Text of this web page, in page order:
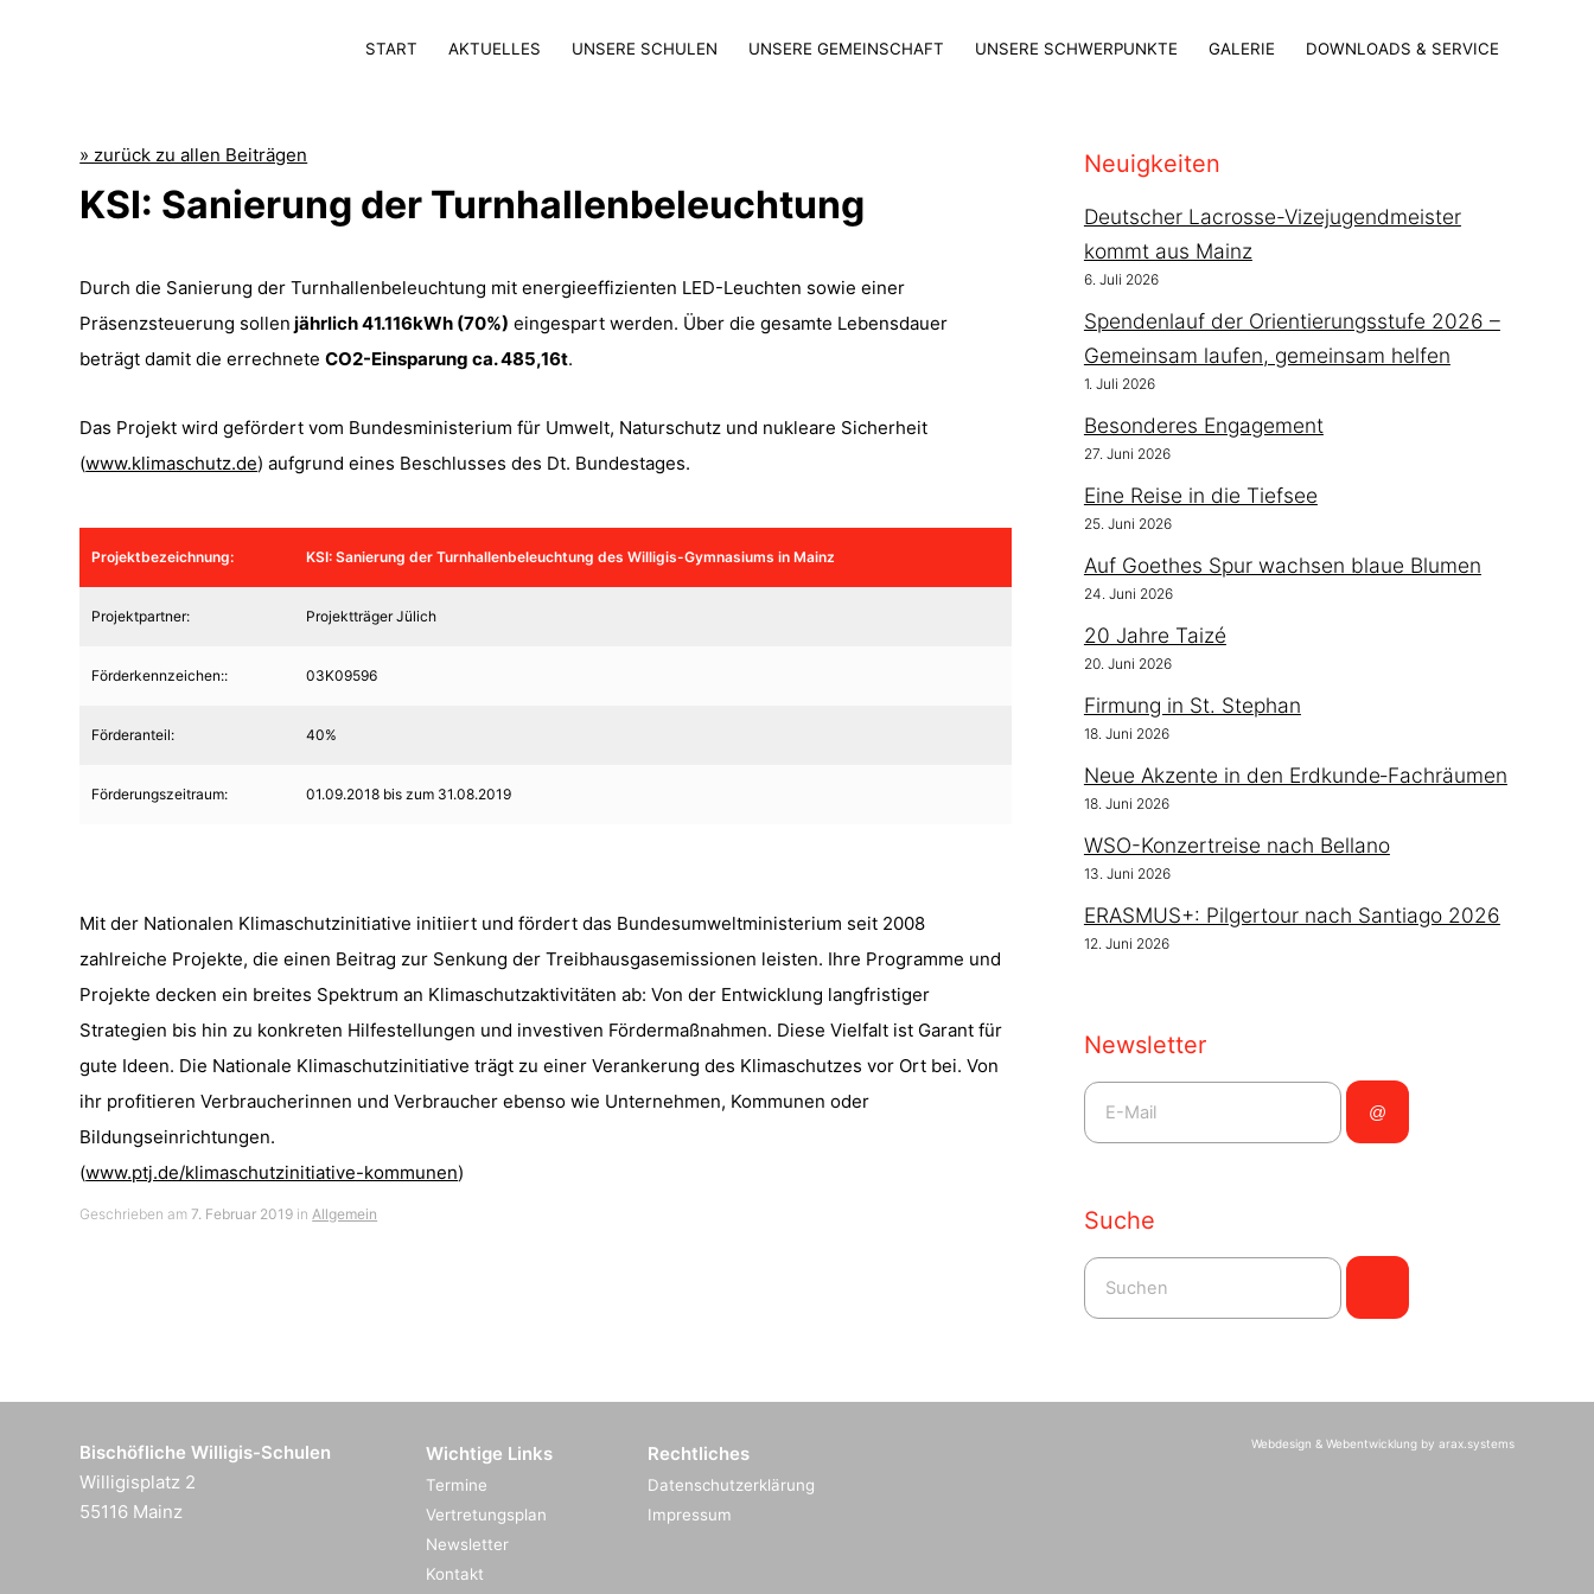
START AKTUELLES UNSERE SCHULEN UNSERE GEMEINSCHAFT UNSERE SCHWERPUNKTE GALERIE DOWNLOADS & SERVICE
» zurück zu allen Beiträgen
KSI: Sanierung der Turnhallenbeleuchtung
Durch die Sanierung der Turnhallenbeleuchtung mit energieeffizienten LED-Leuchten sowie einer
Präsenzsteuerung sollen jährlich 41.116kWh (70%) eingespart werden. Über die gesamte Lebensdauer
beträgt damit die errechneteCO2-Einsparung ca. 485,16t.
Das Projekt wird gefördert vom Bundesministerium für Umwelt, Naturschutz und nukleare Sicherheit
(www.klimaschutz.de) aufgrund eines Beschlusses des Dt. Bundestages.
Projektbezeichnung: KSI: Sanierung der Turnhallenbeleuchtung des Willigis-Gymnasiums in Mainz
Projektpartner: Projektträger Jülich
Förderkennzeichen:: 03K09596
Förderanteil: 40%
Förderungszeitraum: 01.09.2018 bis zum 31.08.2019
Mit der Nationalen Klimaschutzinitiative initiiert und fördert das Bundesumweltministerium seit 2008
zahlreiche Projekte, die einen Beitrag zur Senkung der Treibhausgasemissionen leisten. Ihre Programme und
Projekte decken ein breites Spektrum an Klimaschutzaktivitäten ab: Von der Entwicklung langfristiger
Strategien bis hin zu konkreten Hilfestellungen und investiven Fördermaßnahmen. Diese Vielfalt ist Garant für
gute Ideen. Die Nationale Klimaschutzinitiative trägt zu einer Verankerung des Klimaschutzes vor Ort bei. Von
ihr profitieren Verbraucherinnen und Verbraucher ebenso wie Unternehmen, Kommunen oder
Bildungseinrichtungen.
(www.ptj.de/klimaschutzinitiative-kommunen)
Geschrieben am7. Februar 2019 inAllgemein
Neuigkeiten
Deutscher Lacrosse-Vizejugendmeister
kommt aus Mainz
6. Juli 2026
Spendenlauf der Orientierungsstufe 2026 –
Gemeinsam laufen, gemeinsam helfen
1. Juli 2026
Besonderes Engagement
27. Juni 2026
Eine Reise in die Tiefsee
25. Juni 2026
Auf Goethes Spur wachsen blaue Blumen
24. Juni 2026
20 Jahre Taizé
20. Juni 2026
Firmung in St. Stephan
18. Juni 2026
Neue Akzente in den Erdkunde‑Fachräumen
18. Juni 2026
WSO-Konzertreise nach Bellano
13. Juni 2026
ERASMUS+: Pilgertour nach Santiago 2026
12. Juni 2026
Newsletter
Suche
Bischöfliche Willigis-Schulen
Willigisplatz 2
55116 Mainz
Wichtige Links
Termine
Vertretungsplan
Newsletter
Kontakt
Rechtliches
Datenschutzerklärung
Impressum
Webdesign & Webentwicklung by arax.systems